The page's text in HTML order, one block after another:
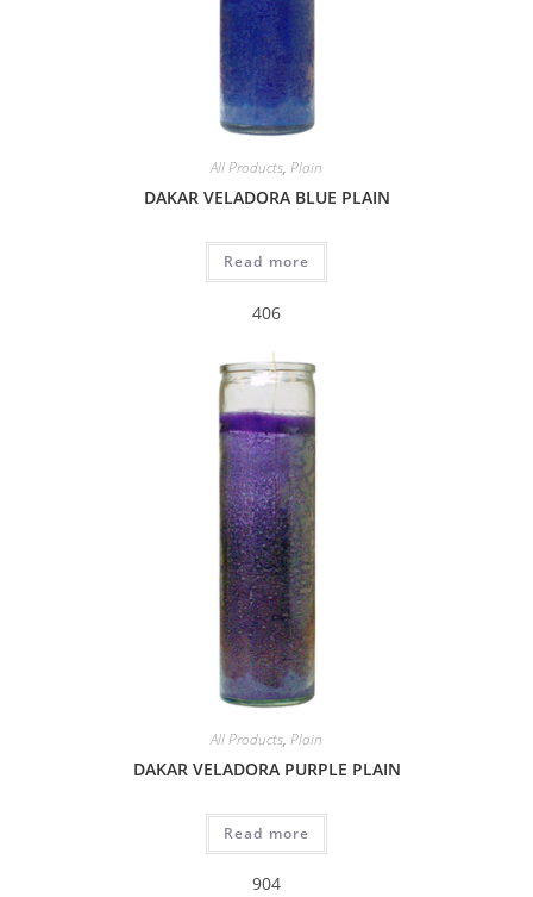
All Products, Plain
DAKAR VELADORA BLUE PLAIN
Read more
406
All Products, Plain
DAKAR VELADORA PURPLE PLAIN
Read more
904